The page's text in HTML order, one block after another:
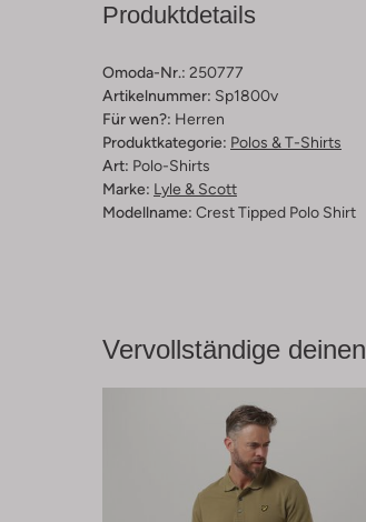
Produktdetails
Omoda-Nr.: 250777
Artikelnummer: Sp1800v
Für wen?: Herren
Produktkategorie: Polos & T-Shirts
Art: Polo-Shirts
Marke: Lyle & Scott
Modellname: Crest Tipped Polo Shirt
Vervollständige deinen